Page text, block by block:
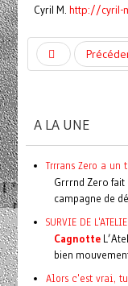
Cyril M. http://cyril-
A LA UNE
Trrrans Zero a un
Grrrnd Zero fait
campagne de
SURVIE DE
Cagnotte
bien
Alors c'est vrai,